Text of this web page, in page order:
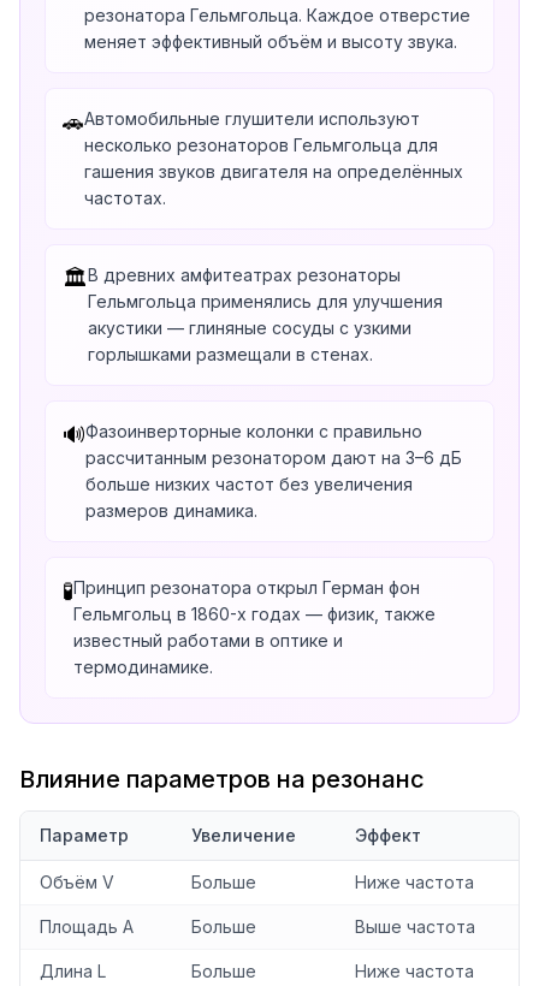
резонатора Гельмгольца. Каждое отверстие
меняет эффективный объём и высоту звука.
🚗Автомобильные глушители используют
несколько резонаторов Гельмгольца для
гашения звуков двигателя на определённых
частотах.
🏛️В древних амфитеатрах резонаторы
Гельмгольца применялись для улучшения
акустики — глиняные сосуды с узкими
горлышками размещали в стенах.
🔊Фазоинверторные колонки с правильно
рассчитанным резонатором дают на 3–6 дБ
больше низких частот без увеличения
размеров динамика.
🧪Принцип резонатора открыл Герман фон
Гельмгольц в 1860-х годах — физик, также
известный работами в оптике и
термодинамике.
Влияние параметров на резонанс
Параметр Увеличение Эффект
Объём V Больше Ниже частота
Площадь A Больше Выше частота
Длина L Больше Ниже частота